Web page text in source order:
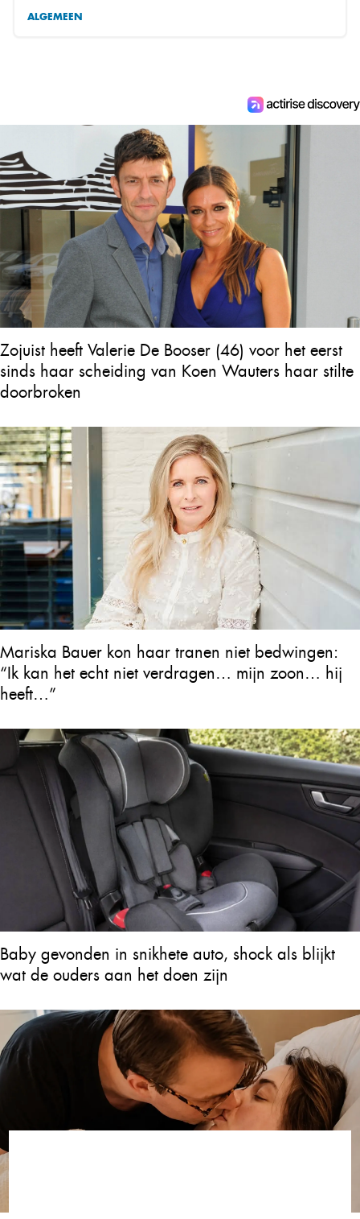
ALGEMEEN
Zojuist heeft Valerie De Booser (46) voor het eerst
sinds haar scheiding van Koen Wauters haar stilte
doorbroken
Mariska Bauer kon haar tranen niet bedwingen:
“Ik kan het echt niet verdragen… mijn zoon… hij
heeft…”
Baby gevonden in snikhete auto, shock als blijkt
wat de ouders aan het doen zijn